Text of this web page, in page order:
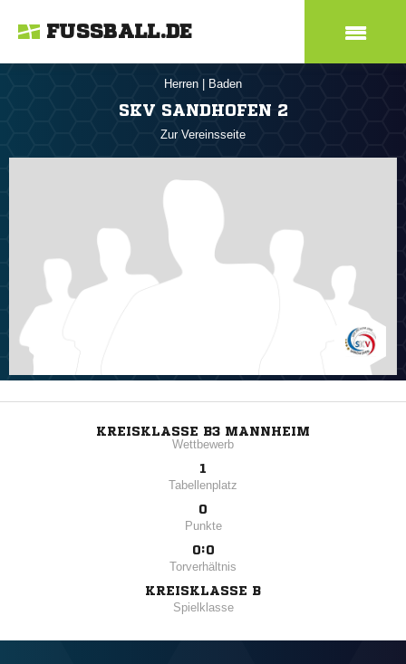
FUSSBALL.DE
Herren Baden
SKV SANDHOFEN 2
Zur Vereinsseite
KREISKLASSE B3 MANNHEIM
Wettbewerb
1
Tabellenplatz
0
Punkte
0:0
Torverhältnis
KREISKLASSE B
Spielklasse